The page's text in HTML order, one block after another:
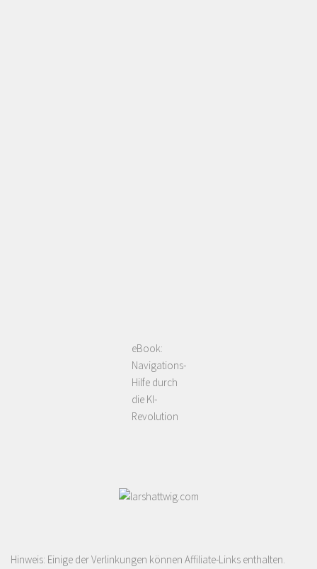
eBook:
Navigations-
Hilfe durch
die KI-
Revolution
Hinweis: Einige der Verlinkungen können Affiliate-Links enthalten.